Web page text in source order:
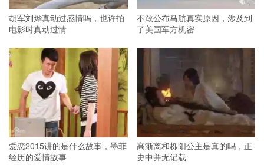
胡军刘烨真动过感情吗，也许拍
电影时真动过情
不敢公布马航真实原因，涉及到
了美国军方机密
爱恋2015讲的是什么故事，墨菲
经历的爱情故事
高渐离和栎阳公主是真的吗，正
史中并无记载